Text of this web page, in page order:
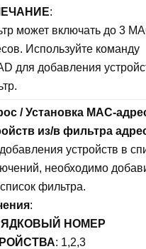
:
может включать до 3
Используйте команду
для добавления
/ Установка MAC-
из/в фильтра
устройств в
необходимо
фильтра.
:
НОМЕР
: 1,2,3